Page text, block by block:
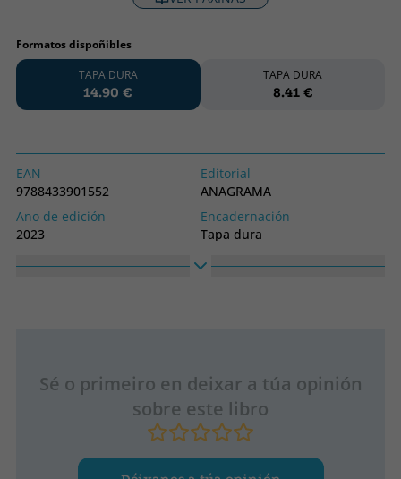
Formatos dispoñibles
TAPA DURA
14.90 €
TAPA DURA
8.41 €
EAN
9788433901552
Editorial
ANAGRAMA
Ano de edición
2023
Encadernación
Tapa dura
Colección
Sé o primeiro en deixar a túa opinión
sobre este libro